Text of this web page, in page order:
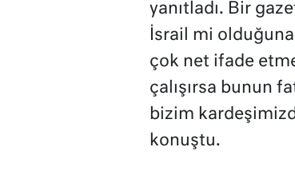
yanıtladı. Bir
İsrail mi
çok net ifade
çalışırsa bunun
bizim
konuştu.